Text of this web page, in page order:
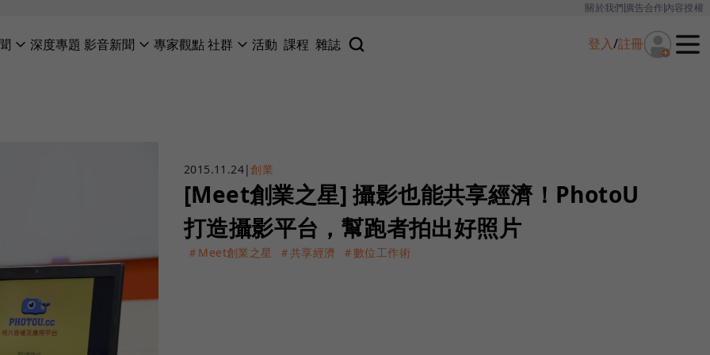
關於我們廣告合作內容授權
深度專題 影音新聞 專家觀點社群 活動 課程 雜誌 登入/註冊
2015.11.24|創業
[Meet創業之星] 攝影也能共享經濟！PhotoU
打造攝影平台，幫跑者拍出好照片
＃Meet創業之星 ＃共享經濟 ＃數位工作術